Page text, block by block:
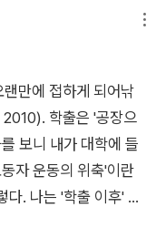
담론(혹은 서사)을
정한 주체’로서 YH
고 있었던 것이다. 아
지냈던 ‘주체에 대한
아닌가 생각이 든다.
에서는 민주노조 담론
, 교회단체와 여성노
같은 장으로 합쳐서 1
공단>은 노동에 관
’은 남성 노동자 중
교도 제대로 마치지
지 일을 했습니다. 여
어도 안 돼요. 너무
리얼리티가 떨어지거
의 완성에 있다는 것
기나 기업가들의 경영
인문학의 목적은 자본
다. 강신주의 말대로
살아갈 수 있도록 만드
활동과 관련된 이야기
에서 이야기되고 있
지의 조성과 함께 신발
을 자부하고 있다. 그
노동조건에 대한 이해
없었으며 무심했다. 그
요한 구성원인 신발공
듣는다는 점만으로도
만에 접하게 되어낚
학출은 '공장으
보니 내가 대학에 들
자 운동의 위축'이란
다. 나는 '학출 이후' 세